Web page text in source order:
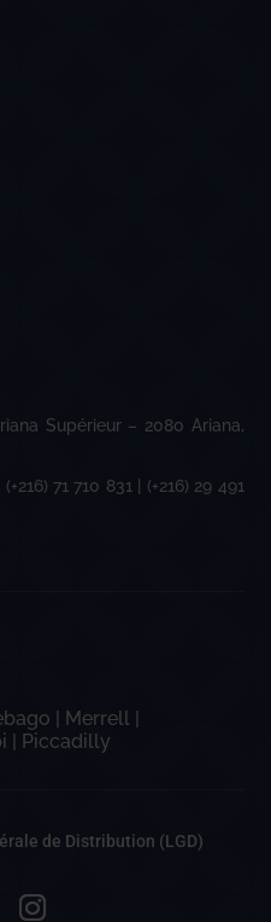
Supérieur – 2080 Ariana,
71 710 831 | (+216) 29 491
| Merrell |
| Piccadilly
de Distribution (LGD)